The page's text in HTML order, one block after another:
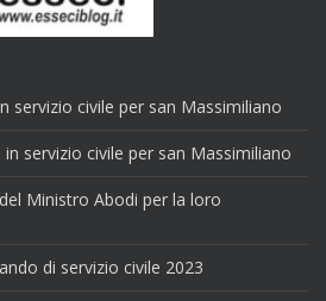
servizio civile per san Massimiliano
servizio civile per san Massimiliano
Ministro Abodi per la loro
di servizio civile 2023